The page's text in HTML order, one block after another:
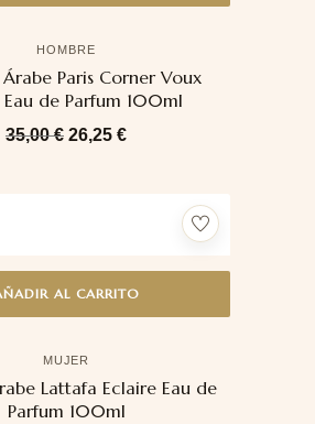
HOMBRE
Paris Corner Voux
Eau de Parfum 100ml
35,00€ 26,25 €
AL CARRITO
MUJER
Lattafa Eclaire Eau de
Parfum 100ml